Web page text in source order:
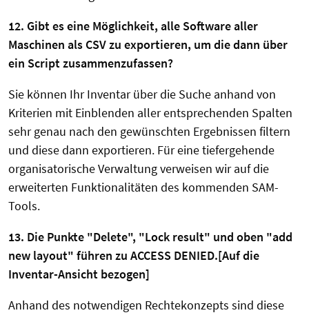
12. Gibt es eine Möglichkeit, alle Software aller
Maschinen als CSV zu exportieren, um die dann über
ein Script zusammenzufassen?
Sie können Ihr Inventar über die Suche anhand von
Kriterien mit Einblenden aller entsprechenden Spalten
sehr genau nach den gewünschten Ergebnissen filtern
und diese dann exportieren. Für eine tiefergehende
organisatorische Verwaltung verweisen wir auf die
erweiterten Funktionalitäten des kommenden SAM-
Tools.
13. Die Punkte "Delete", "Lock result" und oben "add
new layout" führen zu ACCESS DENIED.[Auf die
Inventar-Ansicht bezogen]
Anhand des notwendigen Rechtekonzepts sind diese